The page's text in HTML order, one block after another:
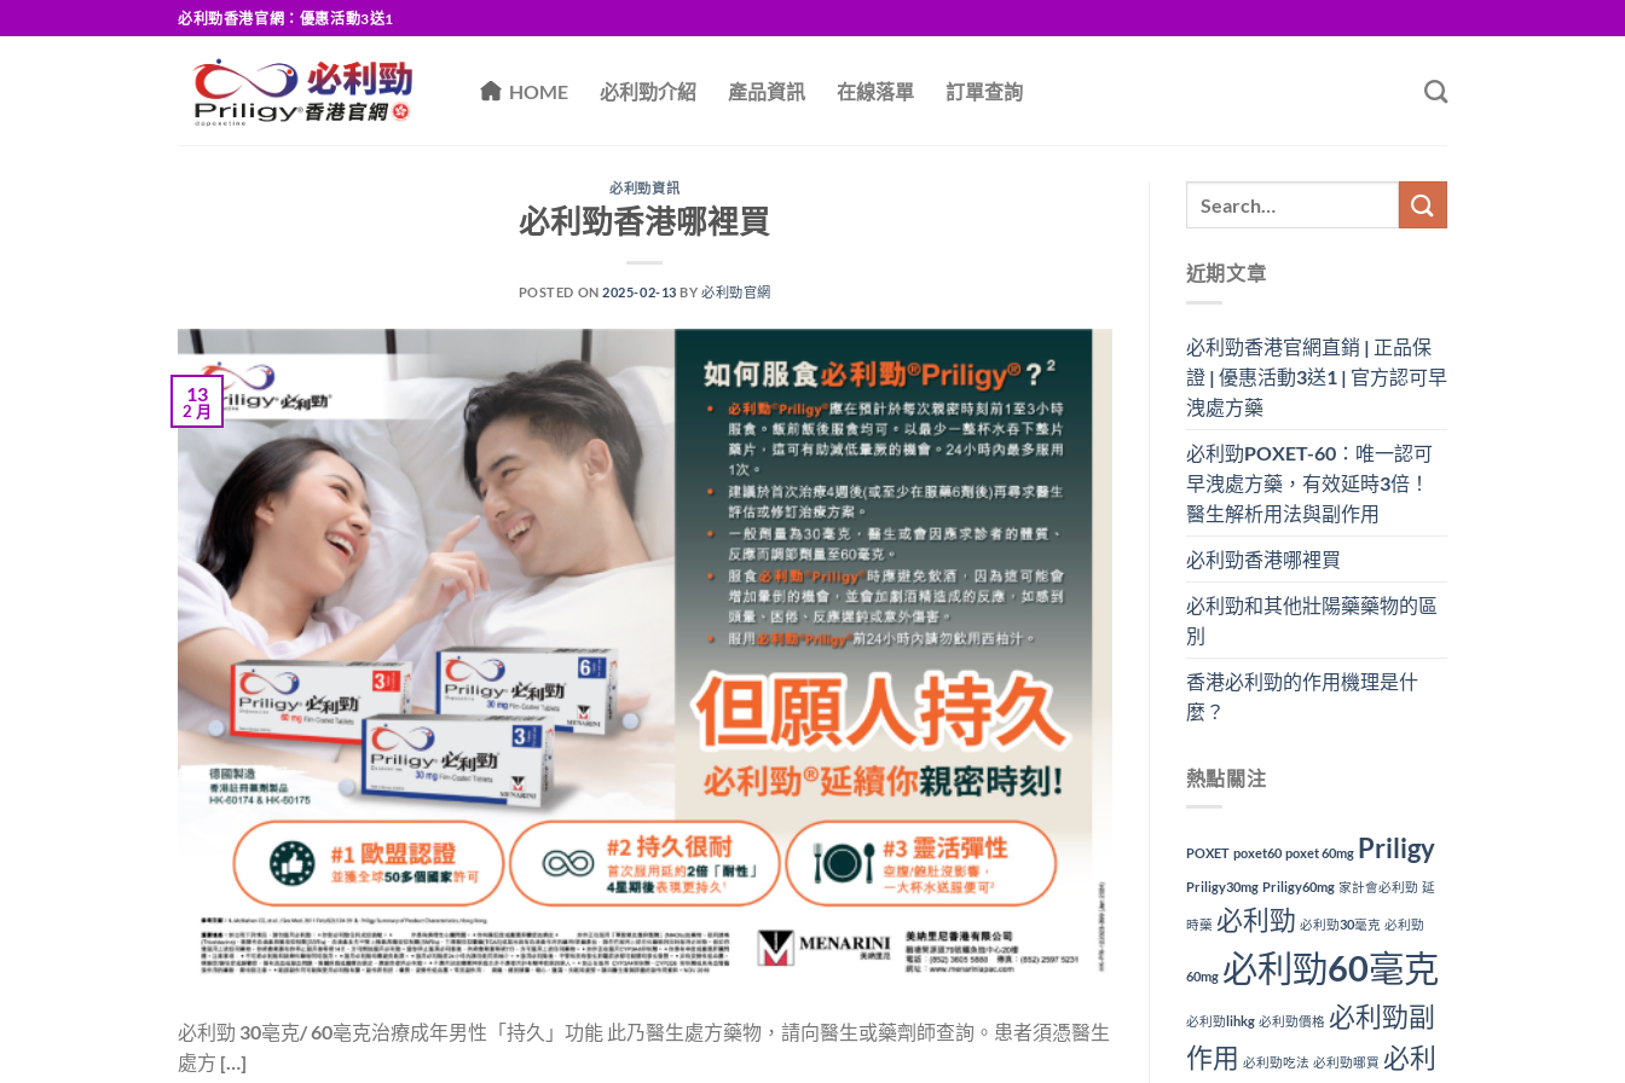
必利勁香港官網：優惠活動3送1
HOME 必利勁介紹 產品資訊 在線落單 訂單查詢
必利勁資訊
必利勁香港哪裡買
POSTED ON2025-02-13 BY必利勁官網
13
2 月
必利勁 30亳克/ 60亳克治療成年男性「持久」功能 此乃醫生處方藥物，請向醫生或藥劑師查詢。患者須憑醫生
處方 […]
近期文章
必利勁香港官網直銷 | 正品保
證 | 優惠活動3送1 | 官方認可早
洩處方藥
必利勁POXET-60：唯一認可
早洩處方藥，有效延時3倍！
醫生解析用法與副作用
必利勁香港哪裡買
必利勁和其他壯陽藥藥物的區
別
香港必利勁的作用機理是什
麼？
熱點關注
POXET poxet60 poxet 60mg Priligy
Priligy30mg Priligy60mg 家計會必利勁 延
時藥 必利勁 必利勁30毫克 必利勁
60mg 必利勁60毫克
必利勁lihkg 必利勁價格 必利勁副
作用 必利勁吃法 必利勁哪買 必利